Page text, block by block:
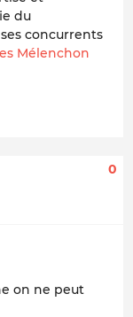
du
concurrents
Mélenchon
0
on ne peut